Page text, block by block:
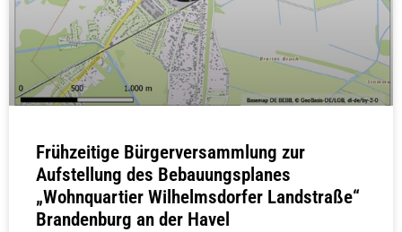
Frühzeitige Bürgerversammlung zur
Aufstellung des Bebauungsplanes
„Wohnquartier Wilhelmsdorfer Landstraße“
Brandenburg an der Havel